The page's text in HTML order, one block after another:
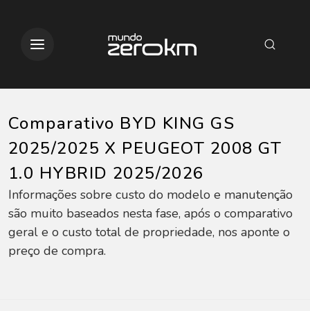
Comparativo BYD KING GS
2025/2025 X PEUGEOT 2008 GT
1.0 HYBRID 2025/2026
Informações sobre custo do modelo e manutenção
são muito baseados nesta fase, após o comparativo
geral e o custo total de propriedade, nos aponte o
preço de compra.